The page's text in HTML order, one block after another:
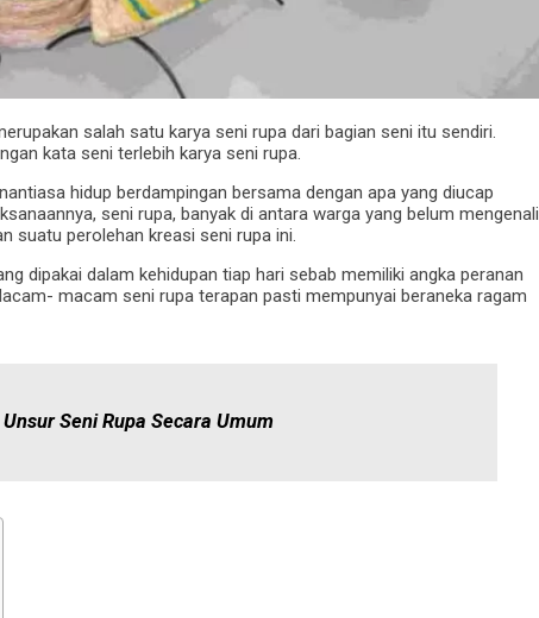
salah satu karya seni rupa dari bagian seni itu sendiri.
kata seni terlebih karya seni rupa.
hidup berdampingan bersama dengan apa yang diucap
seni rupa, banyak di antara warga yang belum mengenali
suatu perolehan kreasi seni rupa ini.
dipakai dalam kehidupan tiap hari sebab memiliki angka peranan
macam seni rupa terapan pasti mempunyai beraneka ragam
Seni Rupa Secara Umum